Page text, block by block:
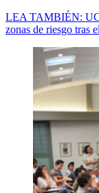
LEA TAMBIÉN:
zonas de riesgo tras